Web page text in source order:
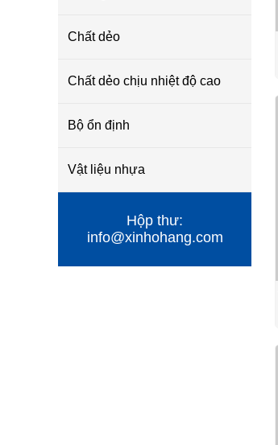
Chất dẻo
Chất dẻo chịu nhiệt độ cao
Bộ ổn định
Vật liệu nhựa
Hộp thư:
info@xinhohang.com